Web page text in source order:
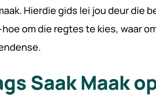
Hierdie gids lei jou deur die
om die regtes te kies, waar
Saak Maak